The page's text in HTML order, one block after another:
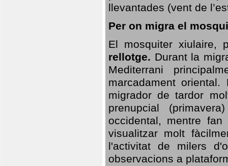
llevantades (vent de
Per on migra el
El mosquiter xiulaire,
rellotge. Durant la
Mediterrani
marcadament
migrador de tardor
prenupcial
occidental, mentre
visualitzar molt
l'activitat de milers
observacions a